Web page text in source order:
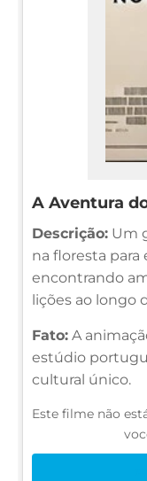
A Aventura
Descrição: Um
na floresta para
encontrando
lições ao longo
Fato: A
estúdio
cultural único.
Este filme não